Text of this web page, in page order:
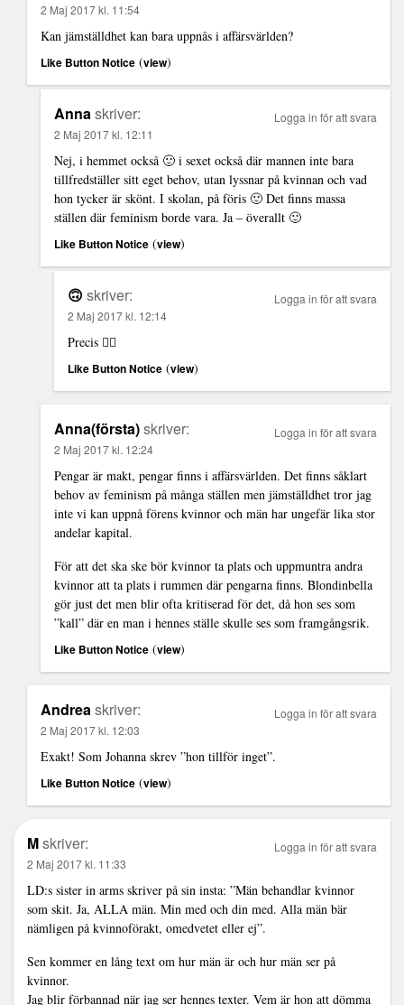
2 Maj 2017 kl. 11:54
Kan jämställdhet kan bara uppnås i affärsvärlden?
Like Button Notice (view)
Annaskriver:
2 Maj 2017 kl. 12:11
Nej, i hemmet också 🙂 i sexet också där mannen inte bara
tillfredställer sitt eget behov, utan lyssnar på kvinnan och vad
hon tycker är skönt. I skolan, på föris 🙂 Det finns massa
ställen där feminism borde vara. Ja – överallt 🙂
Like Button Notice (view)
Logga in för att svara
🙃 skriver:
2 Maj 2017 kl. 12:14
Precis 👍🏼
Like Button Notice (view)
Logga in för att svara
Anna(första)skriver:
2 Maj 2017 kl. 12:24
Pengar är makt, pengar finns i affärsvärlden. Det finns såklart
behov av feminism på många ställen men jämställdhet tror jag
inte vi kan uppnå förens kvinnor och män har ungefär lika stor
andelar kapital.
För att det ska ske bör kvinnor ta plats och uppmuntra andra
kvinnor att ta plats i rummen där pengarna finns. Blondinbella
gör just det men blir ofta kritiserad för det, då hon ses som
”kall” där en man i hennes ställe skulle ses som framgångsrik.
Like Button Notice (view)
Logga in för att svara
Andreaskriver:
2 Maj 2017 kl. 12:03
Exakt! Som Johanna skrev ”hon tillför inget”.
Like Button Notice (view)
Logga in för att svara
Mskriver:
2 Maj 2017 kl. 11:33
LD:s sister in arms skriver på sin insta: ”Män behandlar kvinnor
som skit. Ja, ALLA män. Min med och din med. Alla män bär
nämligen på kvinnoförakt, omedvetet eller ej”.
Sen kommer en lång text om hur män är och hur män ser på
kvinnor.
Jag blir förbannad när jag ser hennes texter. Vem är hon att dömma
Logga in för att svara